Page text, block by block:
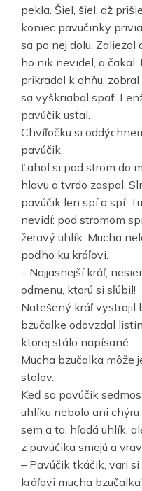
pekla. Šiel, šiel, až
koniec pavučinky
sa po nej dolu.
ho nik nevidel, a čakal.
prikradol k ohňu,
sa vyškriabal späť.
pavúčik ustal.
Chvíľočku si
pavúčik.
Ľahol si pod strom do
hlavu a tvrdo zaspal.
pavúčik len spí a spí.
nevidí: pod stromom
žeravý uhlík. Mucha
poďho ku kráľovi.
– Najjasnejší kráľ,
odmenu, ktorú si sľúbil!
Natešený kráľ vystrojil
bzučalke odovzdal
ktorej stálo napísané:
Mucha bzučalka môže
stolov.
Keď sa pavúčik
uhlíku nebolo ani chýru
sem a ta, hľadá uhlík,
z pavúčika smejú a
– Pavúčik tkáčik, vari
kráľovi mucha